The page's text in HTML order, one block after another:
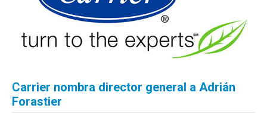
Carrier nombra director general a Adrián
Forastier